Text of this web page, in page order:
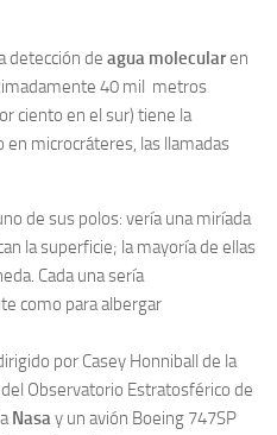
detección de agua molecularen
40 mil metros
ciento en el sur) tiene la
en microcráteres, las llamadas
de sus polos: vería una miríada
la superficie; la mayoría de ellas
Cada una sería
como para albergar
por Casey Honniball de la
Observatorio Estratosférico de
Nasay un avión Boeing 747SP